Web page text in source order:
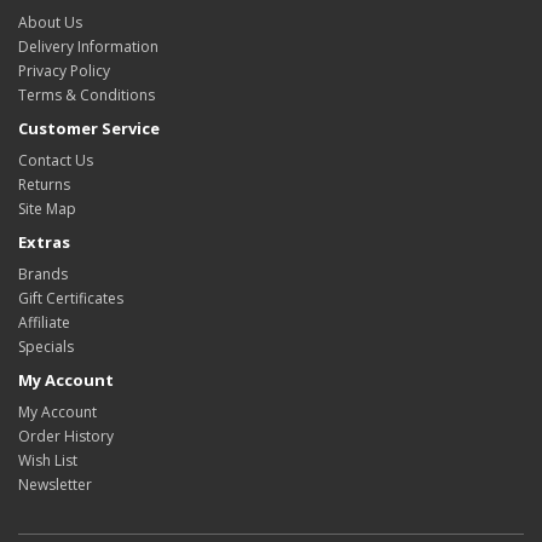
About Us
Delivery Information
Privacy Policy
Terms & Conditions
Customer Service
Contact Us
Returns
Site Map
Extras
Brands
Gift Certificates
Affiliate
Specials
My Account
My Account
Order History
Wish List
Newsletter